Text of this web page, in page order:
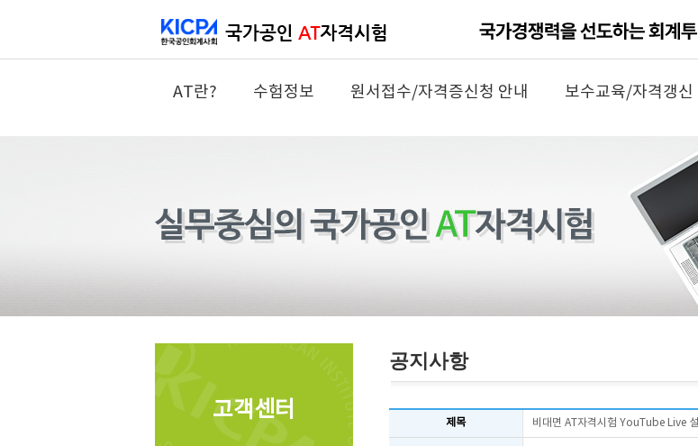
AT란? 수험정보 원서접수/자격증신청 안내 보수교육/자격갱신
고객센터
공지사항
제목 비대면 AT자격시험 YouTube Live